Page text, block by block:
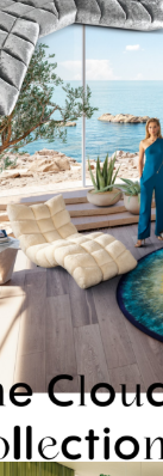
Lieblingsplatz die
57